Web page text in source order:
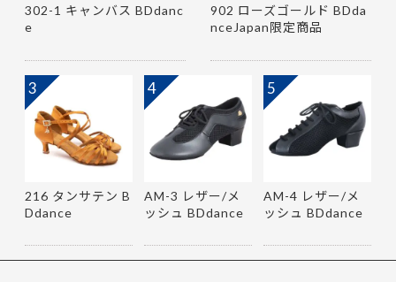
302-1 キャンバス BDdanc
e
902 ローズゴールド BDda
nceJapan限定商品
216 タンサテン B
Ddance
3
AM-3 レザー/メ
ッシュ BDdance
4
AM-4 レザー/メ
ッシュ BDdance
5